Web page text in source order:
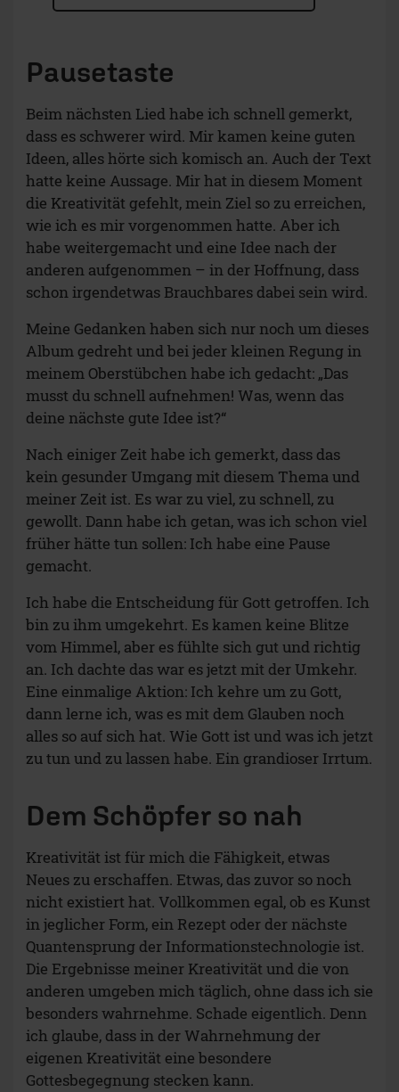
Pausetaste
Beim nächsten Lied habe ich schnell gemerkt,
dass es schwerer wird. Mir kamen keine guten
Ideen, alles hörte sich komisch an. Auch der Text
hatte keine Aussage. Mir hat in diesem Moment
die Kreativität gefehlt, mein Ziel so zu erreichen,
wie ich es mir vorgenommen hatte. Aber ich
habe weitergemacht und eine Idee nach der
anderen aufgenommen – in der Hoffnung, dass
schon irgendetwas Brauchbares dabei sein wird.
Meine Gedanken haben sich nur noch um dieses
Album gedreht und bei jeder kleinen Regung in
meinem Oberstübchen habe ich gedacht: „Das
musst du schnell aufnehmen! Was, wenn das
deine nächste gute Idee ist?“
Nach einiger Zeit habe ich gemerkt, dass das
kein gesunder Umgang mit diesem Thema und
meiner Zeit ist. Es war zu viel, zu schnell, zu
gewollt. Dann habe ich getan, was ich schon viel
früher hätte tun sollen: Ich habe eine Pause
gemacht.
Ich habe die Entscheidung für Gott getroffen. Ich
bin zu ihm umgekehrt. Es kamen keine Blitze
vom Himmel, aber es fühlte sich gut und richtig
an. Ich dachte das war es jetzt mit der Umkehr.
Eine einmalige Aktion: Ich kehre um zu Gott,
dann lerne ich, was es mit dem Glauben noch
alles so auf sich hat. Wie Gott ist und was ich jetzt
zu tun und zu lassen habe. Ein grandioser Irrtum.
Dem Schöpfer so nah
Kreativität ist für mich die Fähigkeit, etwas
Neues zu erschaffen. Etwas, das zuvor so noch
nicht existiert hat. Vollkommen egal, ob es Kunst
in jeglicher Form, ein Rezept oder der nächste
Quantensprung der Informationstechnologie ist.
Die Ergebnisse meiner Kreativität und die von
anderen umgeben mich täglich, ohne dass ich sie
besonders wahrnehme. Schade eigentlich. Denn
ich glaube, dass in der Wahrnehmung der
eigenen Kreativität eine besondere
Gottesbegegnung stecken kann.